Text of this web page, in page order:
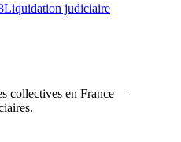
Liquidation judiciaire
collectives en France —